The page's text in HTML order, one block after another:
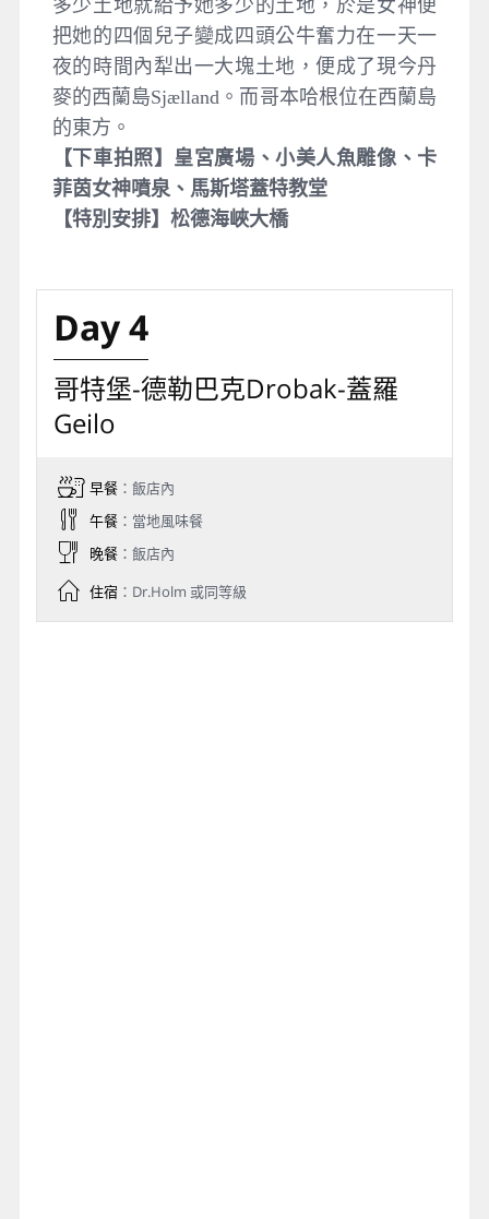
多少土地就給予她多少的土地，於是女神便
把她的四個兒子變成四頭公牛奮力在一天一
夜的時間內犁出一大塊土地，便成了現今丹
麥的西蘭島Sjælland。而哥本哈根位在西蘭島
的東方。
【下車拍照】皇宮廣場、小美人魚雕像、卡
菲茵女神噴泉、馬斯塔蓋特教堂
【特別安排】松德海峽大橋
Day 4
哥特堡-德勒巴克Drobak-蓋羅
Geilo
早餐：飯店內
午餐：當地風味餐
晚餐：飯店內
住宿：Dr.Holm 或同等級